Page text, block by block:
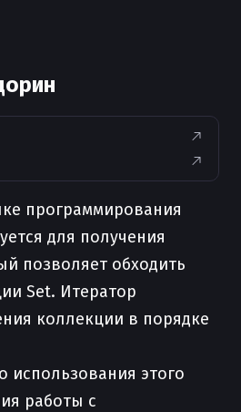
программирования
для получения
позволяет обходить
Set. Итератор
коллекции в порядке
использования этого
работы с